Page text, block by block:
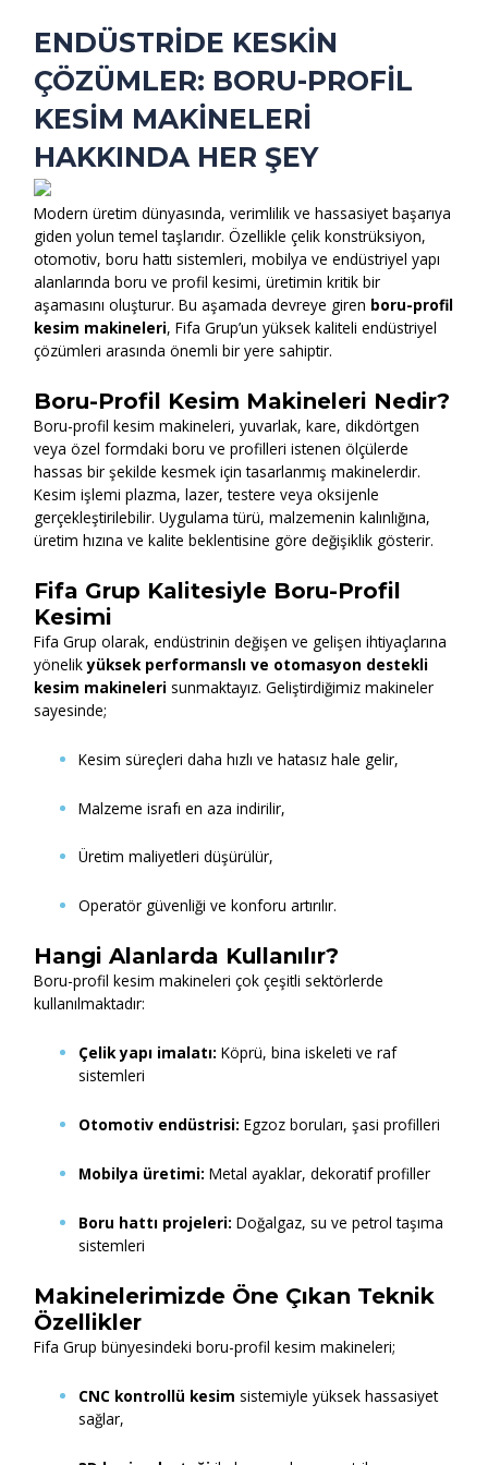
m
ENDÜSTRIDE KESKIN
ÇÖZÜMLER: BORU-PROFIL
KESIM MAKINELERI
HAKKINDA HER ŞEY
Modern üretim dünyasında, verimlilik ve hassasiyet başarıya
giden yolun temel taşlarıdır. Özellikle çelik konstrüksiyon,
otomotiv, boru hattı sistemleri, mobilya ve endüstriyel yapı
alanlarında boru ve profil kesimi, üretimin kritik bir
aşamasını oluşturur. Bu aşamada devreye giren boru-profil
kesim makineleri, Fifa Grup’un yüksek kaliteli endüstriyel
çözümleri arasında önemli bir yere sahiptir.
Boru-Profil Kesim Makineleri Nedir?
Boru-profil kesim makineleri, yuvarlak, kare, dikdörtgen
veya özel formdaki boru ve profilleri istenen ölçülerde
hassas bir şekilde kesmek için tasarlanmış makinelerdir.
Kesim işlemi plazma, lazer, testere veya oksijenle
gerçekleştirilebilir. Uygulama türü, malzemenin kalınlığına,
üretim hızına ve kalite beklentisine göre değişiklik gösterir.
Fifa Grup Kalitesiyle Boru-Profil
Kesimi
Fifa Grup olarak, endüstrinin değişen ve gelişen ihtiyaçlarına
yönelikyüksek performanslı ve otomasyon destekli
kesim makineleri sunmaktayız. Geliştirdiğimiz makineler
sayesinde;
Kesim süreçleri daha hızlı ve hatasız hale gelir,
Malzeme israfı en aza indirilir,
Üretim maliyetleri düşürülür,
Operatör güvenliği ve konforu artırılır.
Hangi Alanlarda Kullanılır?
Boru-profil kesim makineleri çok çeşitli sektörlerde
kullanılmaktadır:
Çelik yapı imalatı: Köprü, bina iskeleti ve raf
sistemleri
Otomotiv endüstrisi: Egzoz boruları, şasi profilleri
Mobilya üretimi: Metal ayaklar, dekoratif profiller
Boru hattı projeleri: Doğalgaz, su ve petrol taşıma
sistemleri
Makinelerimizde Öne Çıkan Teknik
Özellikler
Fifa Grup bünyesindeki boru-profil kesim makineleri;
CNC kontrollü kesim sistemiyle yüksek hassasiyet
sağlar,